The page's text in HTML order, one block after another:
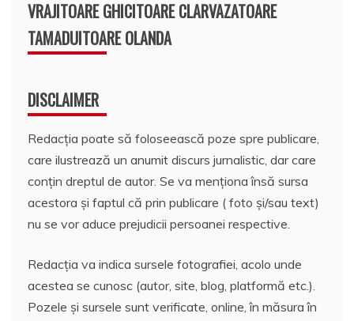
VRAJITOARE GHICITOARE CLARVAZATOARE
TAMADUITOARE OLANDA
DISCLAIMER
Redacția poate să foloseească poze spre publicare,
care ilustrează un anumit discurs jurnalistic, dar care
conțin dreptul de autor. Se va menționa însă sursa
acestora și faptul că prin publicare ( foto și/sau text)
nu se vor aduce prejudicii persoanei respective.
Redacția va indica sursele fotografiei, acolo unde
acestea se cunosc (autor, site, blog, platformă etc.).
Pozele și sursele sunt verificate, online, în măsura în